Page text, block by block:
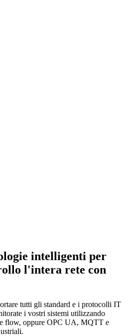
intelligenti per
l'intera rete con
tutti gli standard e i protocolli IT
i vostri sistemi utilizzando
flow, oppure OPC UA, MQTT e